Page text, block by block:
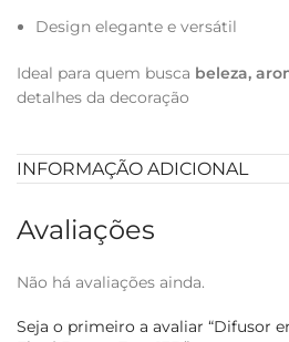
Design elegante e versátil
Ideal para quem busca beleza,
detalhes da decoração
INFORMAÇÃO ADICIONAL
Avaliações
Não há avaliações ainda.
Seja o primeiro a avaliar “Difusor